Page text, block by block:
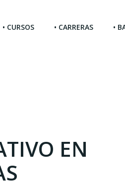
• CURSOS • CARRERAS •
EN